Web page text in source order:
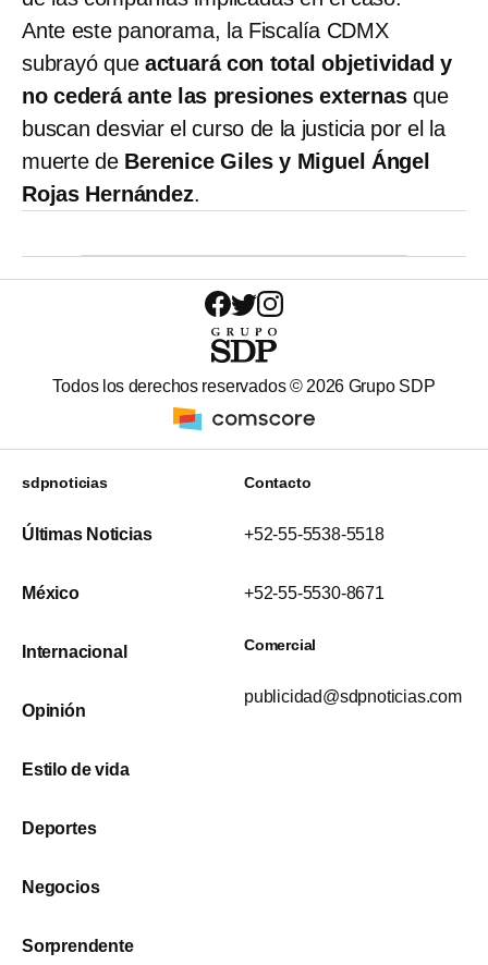
Ante este panorama, la Fiscalía CDMX
subrayó que actuará con total objetividad y
no cederá ante las presiones externasque
buscan desviar el curso de la justicia por el la
muerte de Berenice Giles y Miguel Ángel
Rojas Hernández.
Todos los derechos reservados ©2026 Grupo SDP
sdpnoticias
Últimas Noticias
México
Internacional
Opinión
Estilo de vida
Deportes
Negocios
Sorprendente
Contacto
+52-55-5538-5518
+52-55-5530-8671
Comercial
publicidad@sdpnoticias.com